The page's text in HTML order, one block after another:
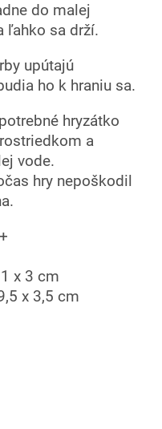
do malej
ľahko sa drží.
upútajú
ho k hraniu sa.
hryzátko
a
vode.
hry nepoškodil
x 3 cm
x 3,5 cm